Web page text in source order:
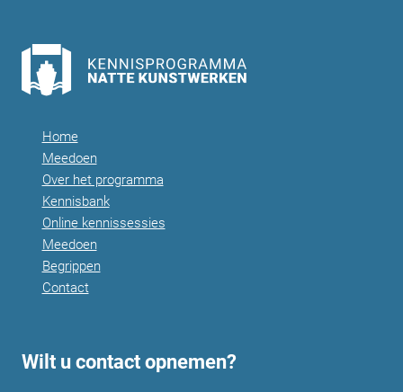
Home
Meedoen
Over het programma
Kennisbank
Online kennissessies
Meedoen
Begrippen
Contact
Wilt u contact opnemen?